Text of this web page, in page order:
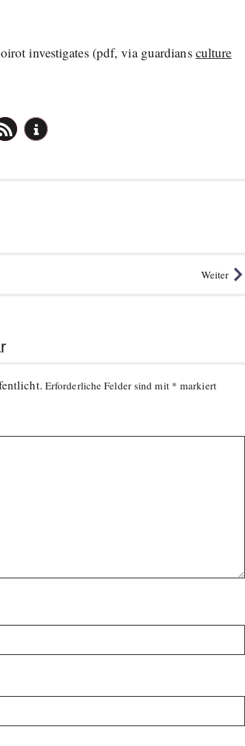
investigates (pdf, via guardians culture
Weiter
Erforderliche Felder sind mit * markiert